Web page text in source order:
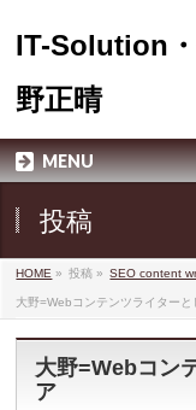
IT-Solution
野正晴
MENU
投稿
HOME » 投稿 » SEO content
大野=Webコンテンツライターと
大野=Webコン
ア